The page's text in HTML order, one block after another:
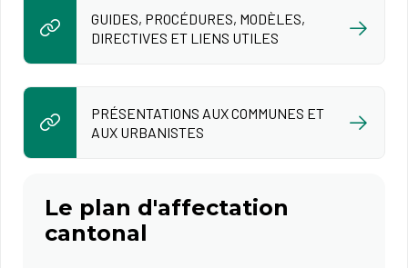
GUIDES, PROCÉDURES, MODÈLES,
DIRECTIVES ET LIENS UTILES
PRÉSENTATIONS AUX COMMUNES ET
AUX URBANISTES
Le plan d'affectation
cantonal